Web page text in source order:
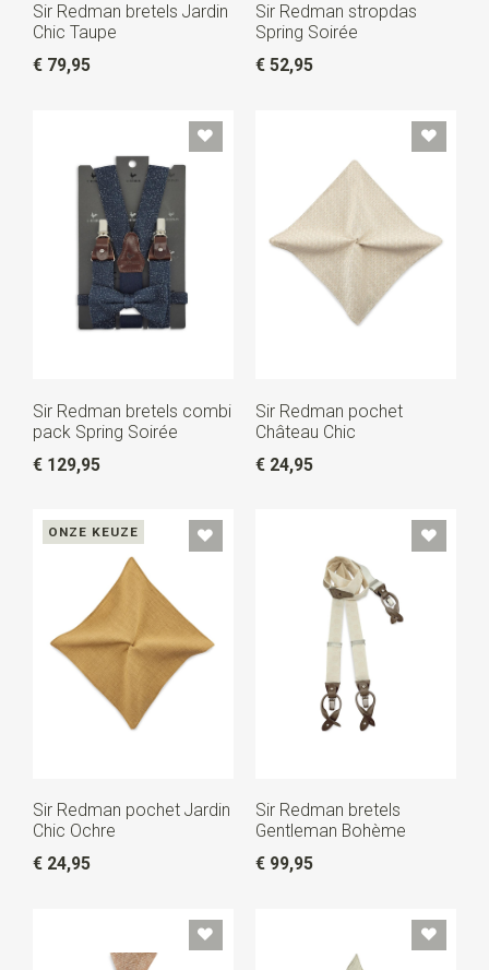
Sir Redman bretels Jardin
Chic Taupe
€ 79,95
Sir Redman stropdas
Spring Soirée
€ 52,95
Sir Redman bretels combi
pack Spring Soirée
€ 129,95
Sir Redman pochet
Château Chic
€ 24,95
ONZE KEUZE
Sir Redman pochet Jardin
Chic Ochre
€ 24,95
Sir Redman bretels
Gentleman Bohème
€ 99,95